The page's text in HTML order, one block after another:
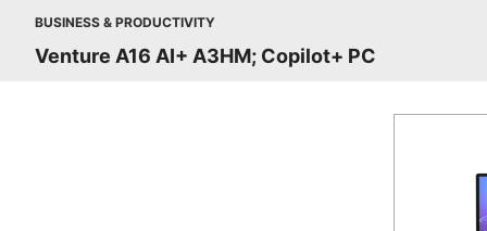
BUSINESS & PRODUCTIVITY
Venture A16 AI+ A3HM; Copilot+ PC